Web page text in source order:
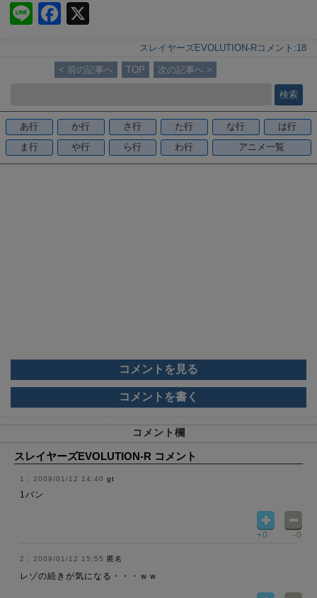
Li
n
e
F
a
c
e
o
o
k
スレイヤーズEVOLUTION-Rコメント:18
< 前の記事へ TOP 次の記事へ >
あ行 か行 さ行 た行 な行
は行
ま行
や行 ら行 わ行 アニメ一覧
コメントを見る
コメントを書く
コメント欄
スレイヤーズEVOLUTION-R コメント
2009/01/12 14:40 gt
1バン
+0 -0
2009/01/12 15:55 匿名
レゾの続きが気になる・・・ｗｗ